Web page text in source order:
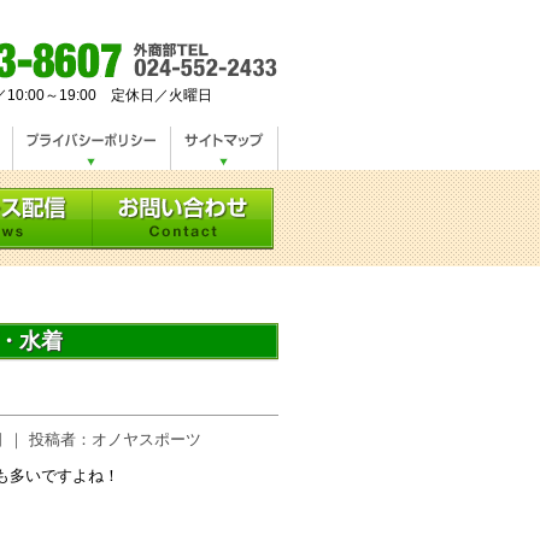
～19:00 定休日／火曜日
水着
｜ 投稿者：オノヤスポーツ
いですよね！